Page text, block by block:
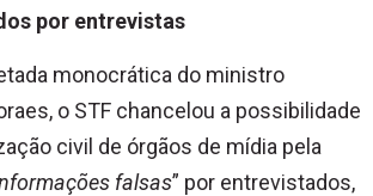
por entrevistas
monocrática do ministro
o STF chancelou a possibilidade
civil de órgãos de mídia pela
falsas” por entrevistados,